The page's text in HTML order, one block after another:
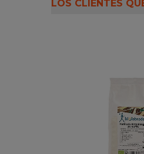
LOS CLIENTES